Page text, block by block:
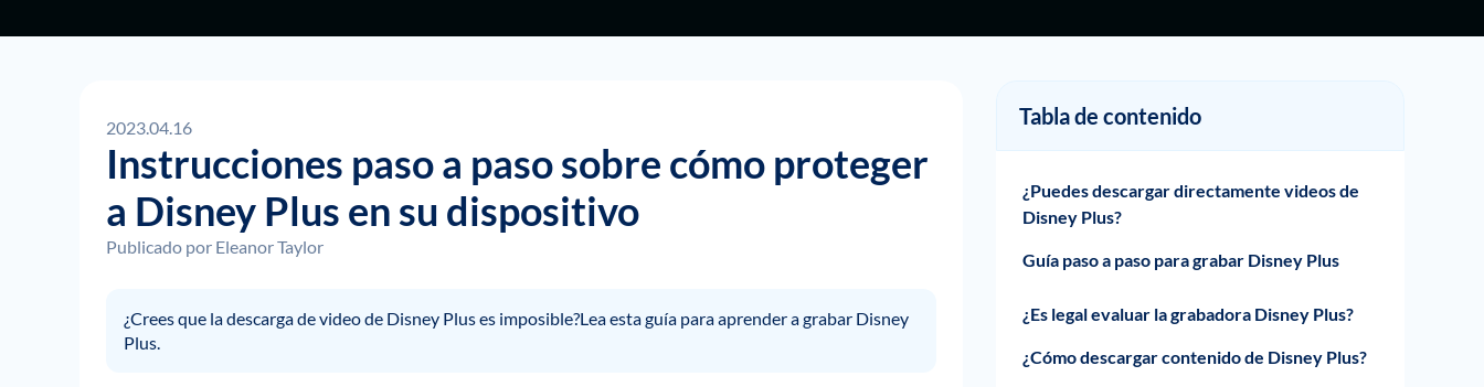
2023.04.16
Instrucciones paso a paso sobre cómo proteger
a Disney Plus en su dispositivo
Publicado por Eleanor Taylor
¿Crees que la descarga de video de Disney Plus es imposible?Lea esta guía para aprender a grabar Disney
Plus.
Tabla de contenido
¿Puedes descargar directamente videos de
Disney Plus?
Guía paso a paso para grabar Disney Plus
¿Es legal evaluar la grabadora Disney Plus?
¿Cómo descargar contenido de Disney Plus?